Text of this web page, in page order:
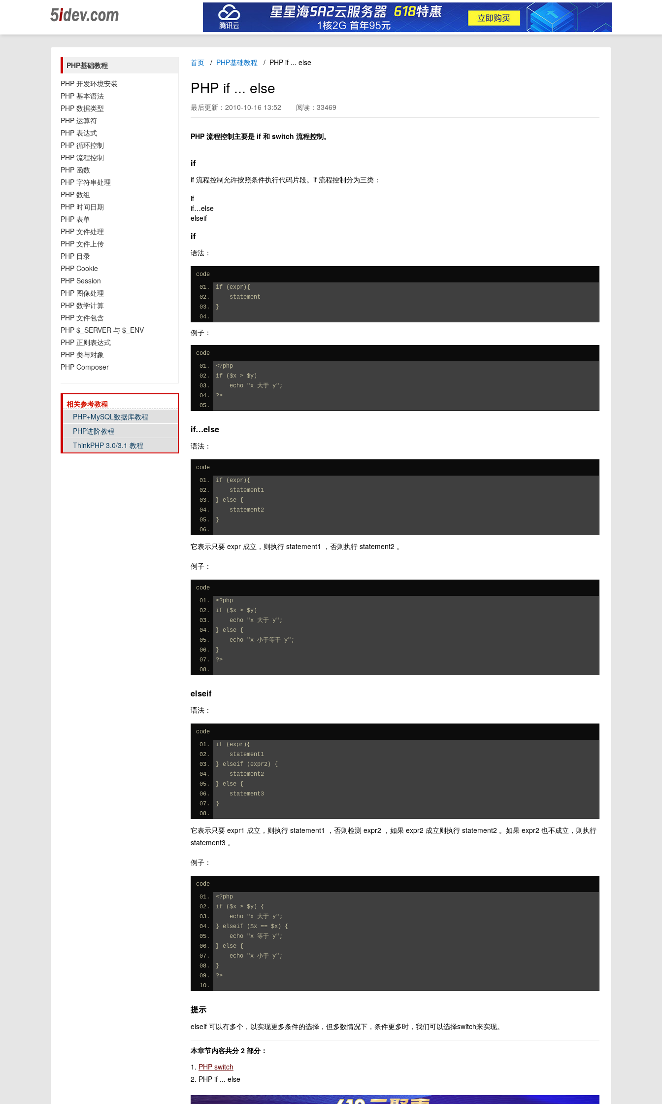
PHP基础教程
PHP 开发环境安装
PHP 基本语法
PHP 数据类型
PHP 运算符
PHP 表达式
PHP 循环控制
PHP 流程控制
PHP 函数
PHP 字符串处理
PHP 数组
PHP 时间日期
PHP 表单
PHP 文件处理
PHP 文件上传
PHP 目录
PHP Cookie
PHP Session
PHP 图像处理
PHP 数学计算
PHP 文件包含
PHP $_SERVER 与 $_ENV
PHP 正则表达式
PHP 类与对象
PHP Composer
相关参考教程
PHP+MySQL数据库教程
PHP进阶教程
ThinkPHP 3.0/3.1 教程
首页 PHP基础教程 PHP if ... else
PHP if ... else
最后更新：2010-10-16 13:52 阅读：33469
PHP 流程控制主要是 if 和 switch 流程控制。
if
if 流程控制允许按照条件执行代码片段。if 流程控制分为三类：
if
if…else
elseif
if
语法：
code
if (expr){
    statement
}
例子：
code
<?php
if ($x > $y)
    echo "x 大于 y";
?>
if…else
语法：
code
if (expr){
    statement1
} else {
    statement2
}
它表示只要 expr 成立，则执行 statement1 ，否则执行 statement2 。
例子：
code
<?php
if ($x > $y)
    echo "x 大于 y";
} else {
    echo "x 小于等于 y";
}
?>
elseif
语法：
code
if (expr){
    statement1
} elseif (expr2) {
    statement2
} else {
    statement3
}
它表示只要 expr1 成立，则执行 statement1 ，否则检测 expr2 ，如果 expr2 成立则执行 statement2 。如果 expr2 也不成立，则执行
statement3 。
例子：
code
<?php
if ($x > $y) {
    echo "x 大于 y";
} elseif ($x == $x) {
    echo "x 等于 y";
} else {
    echo "x 小于 y";
}
?>
提示
elseif 可以有多个，以实现更多条件的选择，但多数情况下，条件更多时，我们可以选择switch来实现。
本章节内容共分 2 部分：
1. PHP switch
2. PHP if ... else